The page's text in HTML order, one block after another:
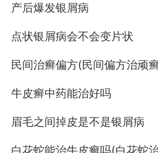
产后爆发银屑病
点状银屑病会不会变片状
民间治癣偏方(民间偏方治顽
牛皮癣中药能治好吗
眉毛之间掉皮是不是银屑病
白花蛇能治牛皮癣吗(白花蛇